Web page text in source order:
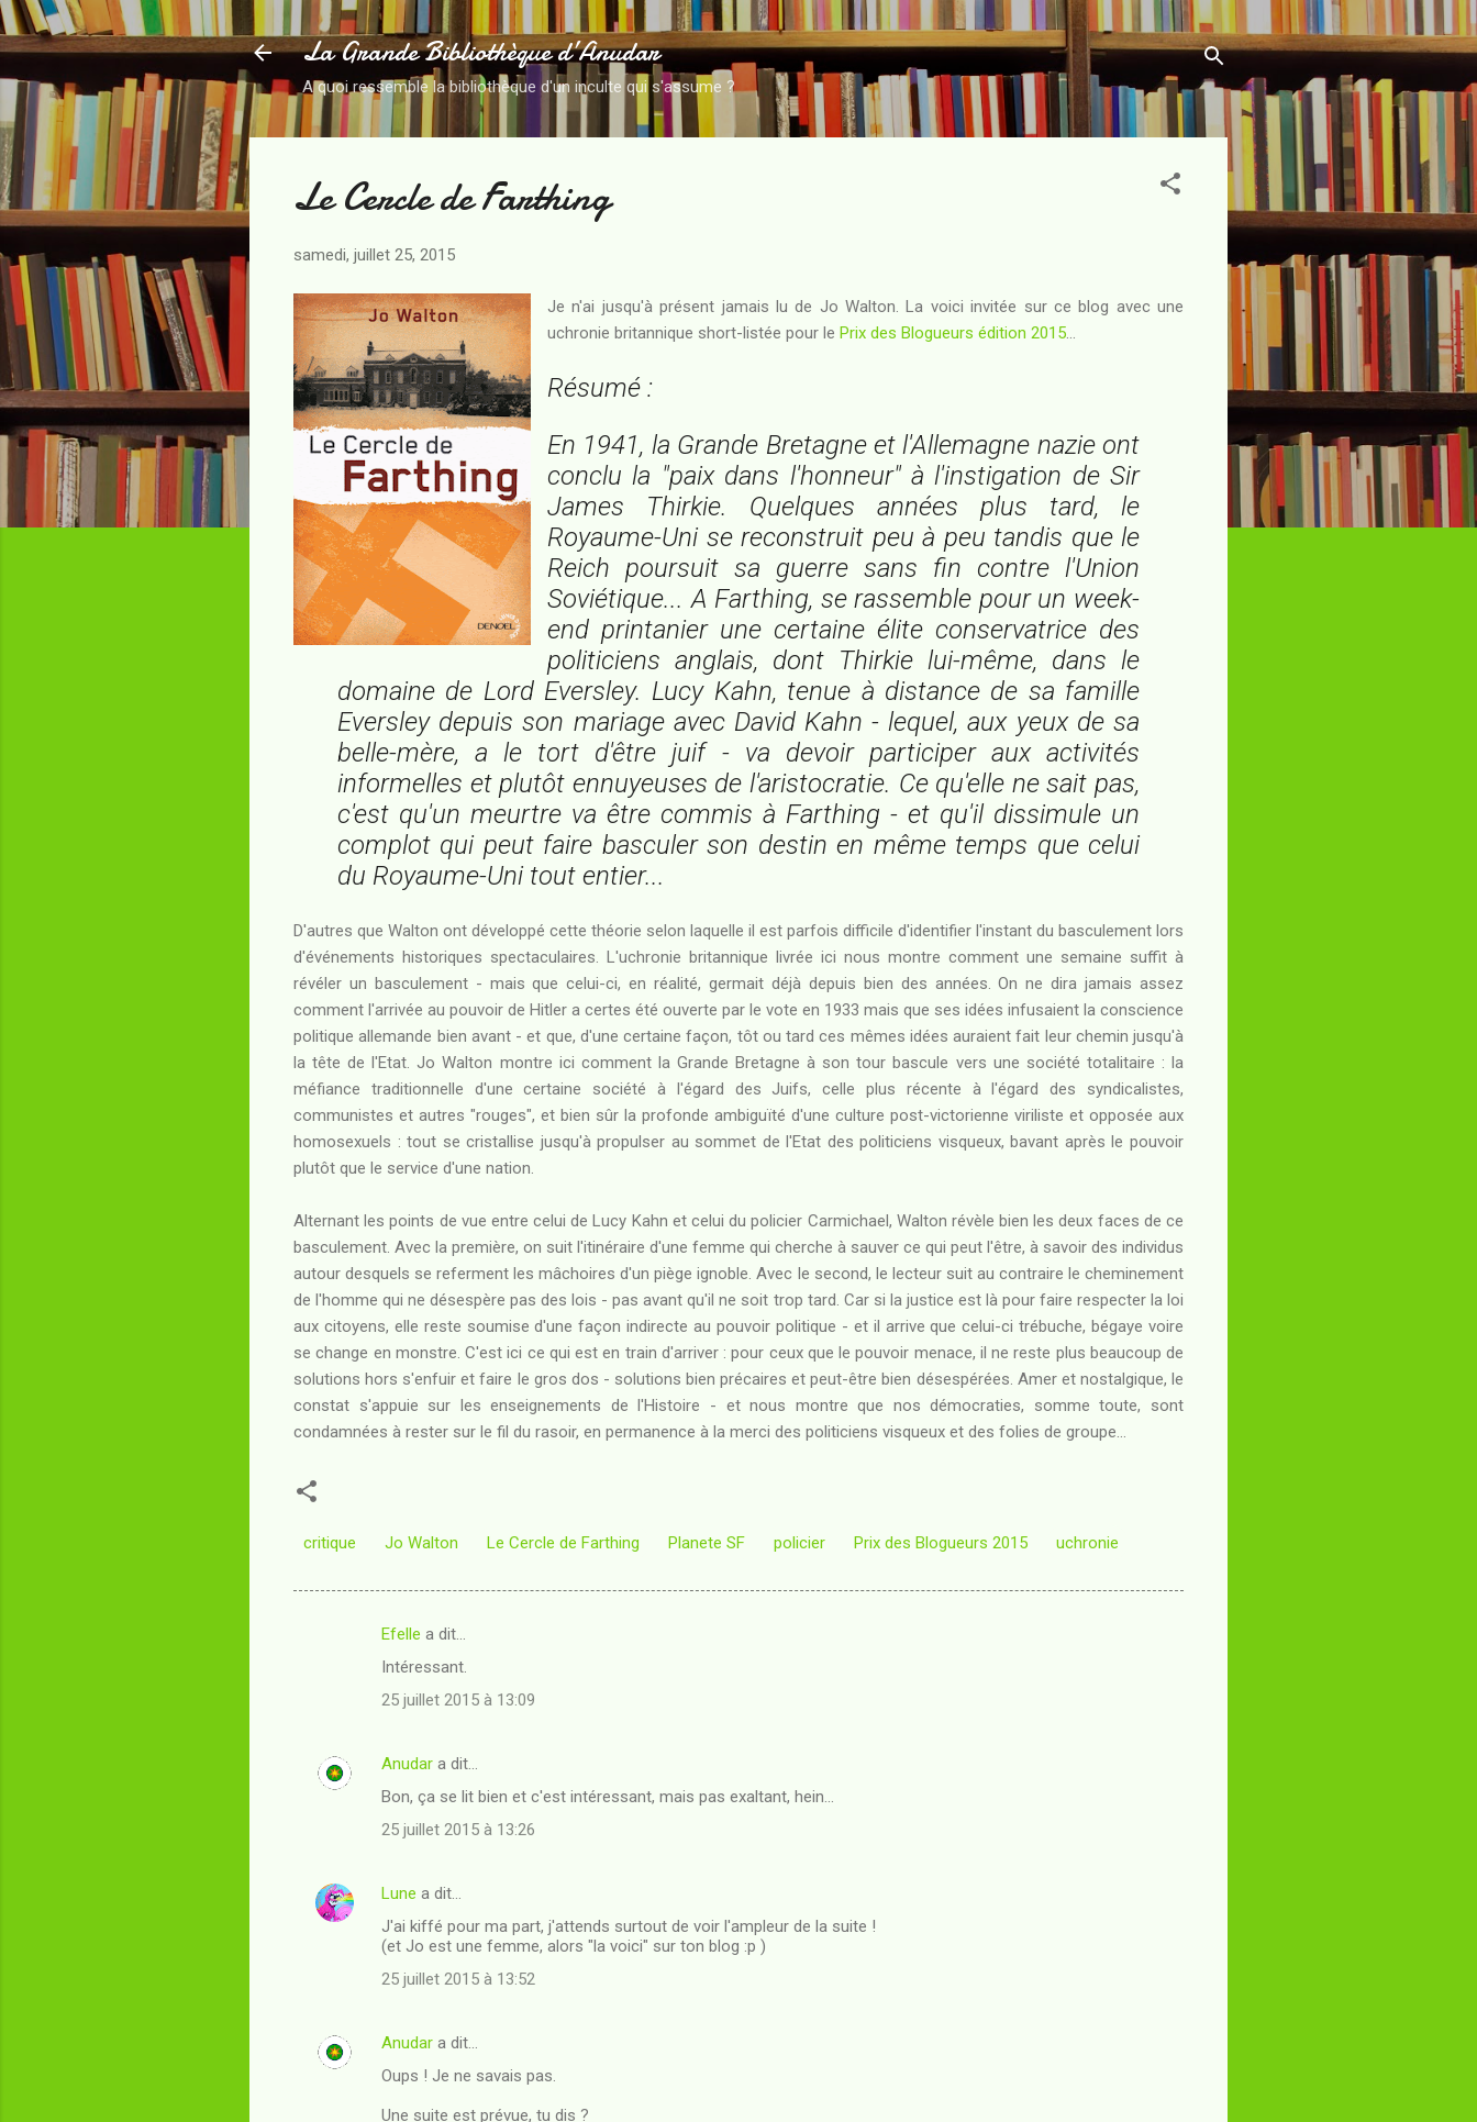
Accéder au contenu principal
La Grande Bibliothèque d’Anudar
A quoi ressemble la bibliothèque d'un inculte qui s'assume ?
Le Cercle de Farthing
samedi, juillet 25, 2015
Je n'ai jusqu'à présent jamais lu de Jo Walton. La voici invitée sur ce blog avec une
uchronie britannique short-listée pour le Prix des Blogueurs édition 2015
Résumé :
En 1941, la Grande Bretagne et l'Allemagne nazie ont
conclu la "paix dans l'honneur" à l'instigation de Sir
James Thirkie. Quelques années plus tard, le
Royaume-Uni se reconstruit peu à peu tandis que le
Reich poursuit sa guerre sans fin contre l'Union
Soviétique... A Farthing, se rassemble pour un week-
end printanier une certaine élite conservatrice des
politiciens anglais, dont Thirkie lui-même, dans le
domaine de Lord Eversley. Lucy Kahn, tenue à distance de sa famille
Eversley depuis son mariage avec David Kahn - lequel, aux yeux de sa
belle-mère, a le tort d'être juif - va devoir participer aux activités
informelles et plutôt ennuyeuses de l'aristocratie. Ce qu'elle ne sait pas,
c'est qu'un meurtre va être commis à Farthing - et qu'il dissimule un
complot qui peut faire basculer son destin en même temps que celui
du Royaume-Uni tout entier...
D'autres que Walton ont développé cette théorie selon laquelle il est parfois difficile d'identifier l'instant du basculement lors
d'événements historiques spectaculaires. L'uchronie britannique livrée ici nous montre comment une semaine suffit à
révéler un basculement - mais que celui-ci, en réalité, germait déjà depuis bien des années. On ne dira jamais assez
comment l'arrivée au pouvoir de Hitler a certes été ouverte par le vote en 1933 mais que ses idées infusaient la conscience
politique allemande bien avant - et que, d'une certaine façon, tôt ou tard ces mêmes idées auraient fait leur chemin jusqu'à
la tête de l'Etat. Jo Walton montre ici comment la Grande Bretagne à son tour bascule vers une société totalitaire : la
méfiance traditionnelle d'une certaine société à l'égard des Juifs, celle plus récente à l'égard des syndicalistes,
communistes et autres "rouges", et bien sûr la profonde ambiguïté d'une culture post-victorienne viriliste et opposée aux
homosexuels : tout se cristallise jusqu'à propulser au sommet de l'Etat des politiciens visqueux, bavant après le pouvoir
plutôt que le service d'une nation.
Alternant les points de vue entre celui de Lucy Kahn et celui du policier Carmichael, Walton révèle bien les deux faces de ce
basculement. Avec la première, on suit l'itinéraire d'une femme qui cherche à sauver ce qui peut l'être, à savoir des individus
autour desquels se referment les mâchoires d'un piège ignoble. Avec le second, le lecteur suit au contraire le cheminement
de l'homme qui ne désespère pas des lois - pas avant qu'il ne soit trop tard. Car si la justice est là pour faire respecter la loi
aux citoyens, elle reste soumise d'une façon indirecte au pouvoir politique - et il arrive que celui-ci trébuche, bégaye voire
se change en monstre. C'est ici ce qui est en train d'arriver : pour ceux que le pouvoir menace, il ne reste plus beaucoup de
solutions hors s'enfuir et faire le gros dos - solutions bien précaires et peut-être bien désespérées. Amer et nostalgique, le
constat s'appuie sur les enseignements de l'Histoire - et nous montre que nos démocraties, somme toute, sont
condamnées à rester sur le fil du rasoir, en permanence à la merci des politiciens visqueux et des folies de groupe...
critique Jo Walton Le Cercle de Farthing Planete SF policier Prix des Blogueurs 2015 uchronie
e
i
r
Efelle a dit…
Intéressant.
25 juillet 2015 à 13:09
Anudar a dit…
Bon, ça se lit bien et c'est intéressant, mais pas exaltant, hein...
25 juillet 2015 à 13:26
Lune a dit…
J'ai kiffé pour ma part, j'attends surtout de voir l'ampleur de la suite !
(et Jo est une femme, alors "la voici" sur ton blog :p )
25 juillet 2015 à 13:52
Anudar a dit…
Oups ! Je ne savais pas.
Une suite est prévue, tu dis ?